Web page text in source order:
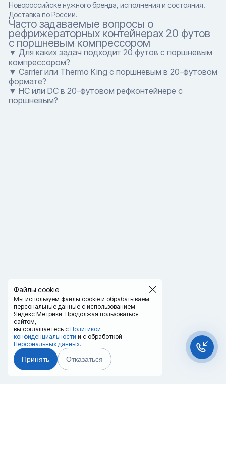
Файлы cookie
Мы используем файлы cookie и обрабатываем
персональные данные с использованием
Яндекс Метрики. Продолжая пользоваться
сайтом,
вы соглашаетесь с Политикой
конфиденциальности и с обработкой
Персональных данных.
Принять Отказаться
Новороссийске нужного бренда, исполнения и состояния.
Доставка по России.
Часто задаваемые вопросы о
рефрижераторных контейнерах 20 футов
с поршневым компрессором
▼ Для каких задач подходит 20 футов с поршневым
компрессором?
▼ Carrier или Thermo King с поршневым в 20-футовом
формате?
▼ HC или DC в 20-футовом рефконтейнере с
поршневым?